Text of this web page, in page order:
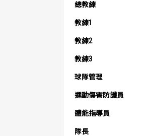
總教練
教練1
教練2
教練3
球隊管理
運動傷害防護員
體能指導員
隊長